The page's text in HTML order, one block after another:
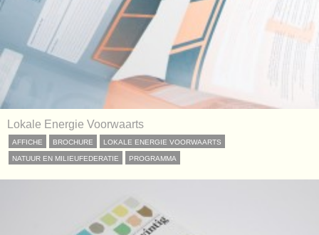
Lokale Energie Voorwaarts
AFFICHE BROCHURE LOKALE ENERGIE VOORWAARTS
NATUUR EN MILIEUFEDERATIE PROGRAMMA